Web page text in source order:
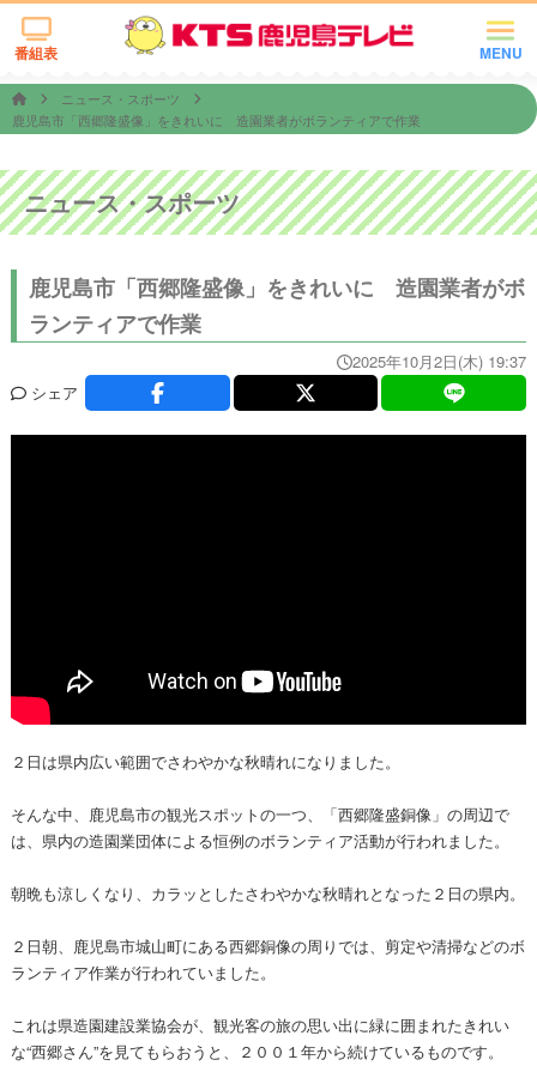
MENU
番組表
ニュース・スポーツ
鹿児島市「西郷隆盛像」をきれいに 造園業者がボランティアで作業
ニュース・スポーツ
鹿児島市「西郷隆盛像」をきれいに 造園業者がボ
ランティアで作業
2025年10月2日(木) 19:37
シェア
２日は県内広い範囲でさわやかな秋晴れになりました。
そんな中、鹿児島市の観光スポットの一つ、「西郷隆盛銅像」の周辺で
は、県内の造園業団体による恒例のボランティア活動が行われました。
朝晩も涼しくなり、カラッとしたさわやかな秋晴れとなった２日の県内。
２日朝、鹿児島市城山町にある西郷銅像の周りでは、剪定や清掃などのボ
ランティア作業が行われていました。
これは県造園建設業協会が、観光客の旅の思い出に緑に囲まれたきれい
な“西郷さん”を見てもらおうと、２００１年から続けているものです。